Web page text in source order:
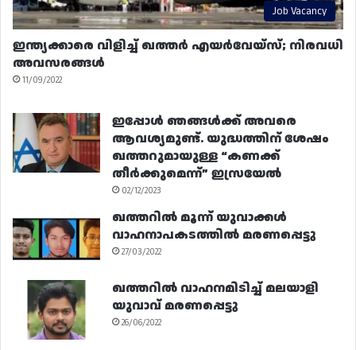
Job Vacancy
ഇന്ത്യക്കാരെ വിളിച്ച് ഖത്തർ എയർവേയ്‌സ്; നിരവധി
അവസരങ്ങൾ
11/09/2022
ഇപ്പോൾ ഞങ്ങൾക്ക് അവരെ
ആവശ്യമുണ്ട്. യുദ്ധത്തിന് ശേഷം
ഖത്തറുമായുള്ള “കണക്ക്
തീർക്കുമെന്ന്” ഇസ്രയേൽ
02/12/2023
ഖത്തറിൽ മൂന്ന് യുവാക്കൾ
വാഹനാപകടത്തിൽ മരണപ്പെട്ടു
27/03/2022
ഖത്തറിൽ വാഹനമിടിച്ച് മലയാളി
യുവാവ് മരണപ്പെട്ടു
26/06/2022